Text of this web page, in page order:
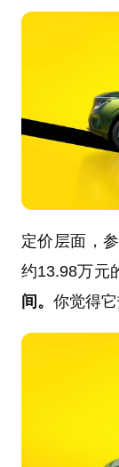
定价层面，
约13.98万元
间。 你觉得